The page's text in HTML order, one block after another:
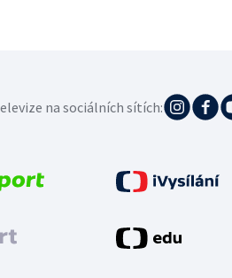
na sociálních sítích: